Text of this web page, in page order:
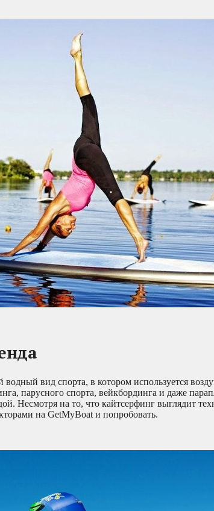
вид спорта, в котором используется
парусного спорта, вейкбординга и даже
Несмотря на то, что кайтсерфинг выглядит
на GetMyBoat и попробовать.